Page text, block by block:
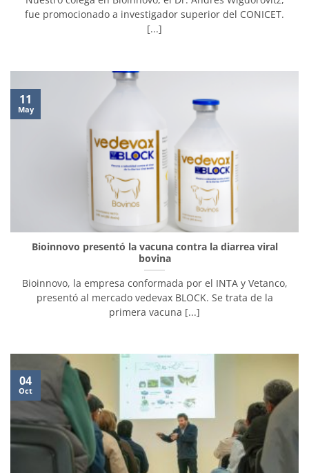
fue promocionado a investigador superior del CONICET.
[...]
Bioinnovo presentó la vacuna contra la diarrea viral
bovina
Bioinnovo, la empresa conformada por el INTA y Vetanco,
presentó al mercado vedevax BLOCK. Se trata de la
primera vacuna [...]
11
May
04
Oct